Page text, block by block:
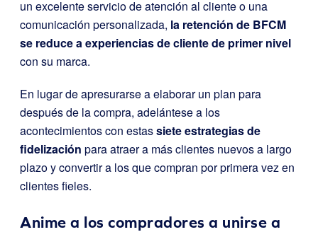
un excelente servicio de atención al cliente o una
comunicación personalizada, la retención de BFCM
se reduce a experiencias de cliente de primer nivel
con su marca.
En lugar de apresurarse a elaborar un plan para
después de la compra, adelántese a los
acontecimientos con estassiete estrategias de
fidelización para atraer a más clientes nuevos a largo
plazo y convertir a los que compran por primera vez en
clientes fieles.
Anime a los compradores a unirse a